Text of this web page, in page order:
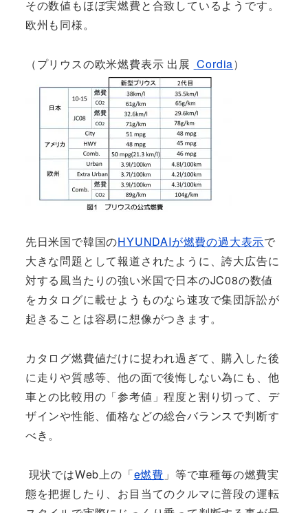
その数値もほぼ実燃費と合致しているようです。
欧州も同様。
（プリウスの欧米燃費表示 出展 Cordia）
先日米国で韓国のHYUNDAIが燃費の過大表示で
大きな問題として報道されたように、誇大広告に
対する風当たりの強い米国で日本のJC08の数値
をカタログに載せようものなら速攻で集団訴訟が
起きることは容易に想像がつきます。
カタログ燃費値だけに捉われ過ぎて、購入した後
に走りや質感等、他の面で後悔しない為にも、他
車との比較用の「参考値」程度と割り切って、デ
ザインや性能、価格などの総合バランスで判断す
べき。
現状ではWeb上の「e燃費 」等で車種毎の燃費実
態を把握したり、お目当てのクルマに普段の運転